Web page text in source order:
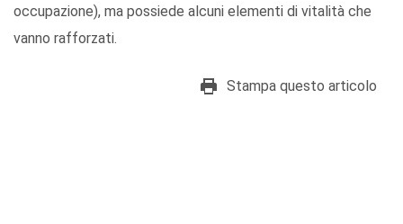
occupazione), ma possiede alcuni elementi di vitalità che
vanno rafforzati.
Stampa questo articolo